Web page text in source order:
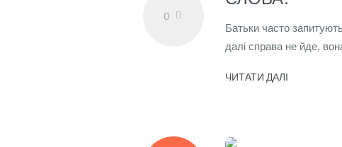
0
Батьки часто
далі справа не йде,
ЧИТАТИ ДАЛІ